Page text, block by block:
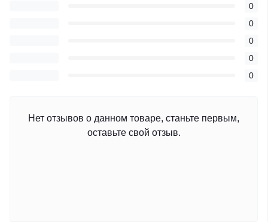
0
0
0
0
0
Нет отзывов о данном товаре, станьте первым,
оставьте свой отзыв.